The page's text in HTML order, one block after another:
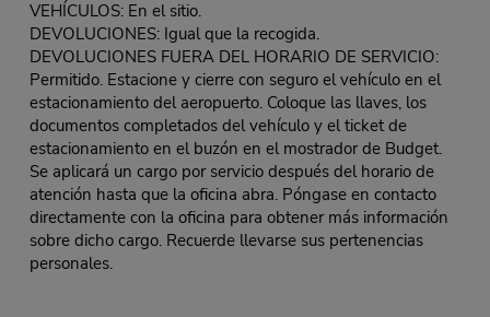
VEHÍCULOS: En el sitio.
DEVOLUCIONES: Igual que la recogida.
DEVOLUCIONES FUERA DEL HORARIO DE SERVICIO:
Permitido. Estacione y cierre con seguro el vehículo en el
estacionamiento del aeropuerto. Coloque las llaves, los
documentos completados del vehículo y el ticket de
estacionamiento en el buzón en el mostrador de Budget.
Se aplicará un cargo por servicio después del horario de
atención hasta que la oficina abra. Póngase en contacto
directamente con la oficina para obtener más información
sobre dicho cargo. Recuerde llevarse sus pertenencias
personales.